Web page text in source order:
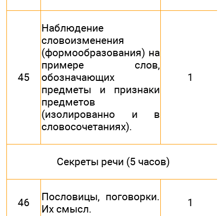
45
Наблюдение
словоизменения
(формообразования) на
примере слов,
обозначающих
предметы и признаки
предметов
(изолированно и в
словосочетаниях).
1
Секреты речи (5 часов)
46
Пословицы, поговорки.
Их смысл.
1